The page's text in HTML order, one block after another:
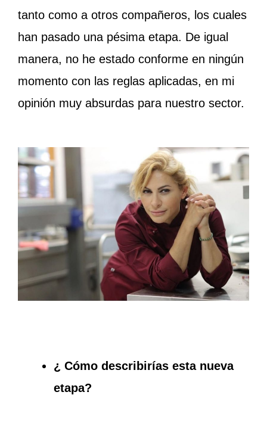
tanto como a otros compañeros, los cuales
han pasado una pésima etapa. De igual
manera, no he estado conforme en ningún
momento con las reglas aplicadas, en mi
opinión muy absurdas para nuestro sector.
¿ Cómo describirías esta nueva
etapa?